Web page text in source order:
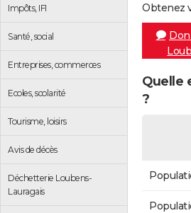
Impôts, IFI
Santé, social
Entreprises, commerces
Ecoles, scolarité
Tourisme, loisirs
Avis de décès
Déchetterie Loubens-
Lauragais
Obtenez
Quelle
?